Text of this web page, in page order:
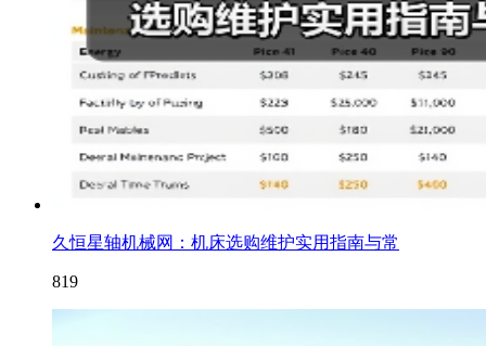
久恒星轴机械网：机床选购维护实用指南与常
819